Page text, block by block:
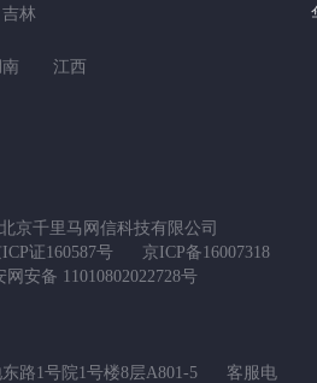
吉林
江西
京千里马网信科技有限公司
证160587号
京ICP备16007318
网安备 11010802022728号
路1号院1号楼8层A801-5
客服电